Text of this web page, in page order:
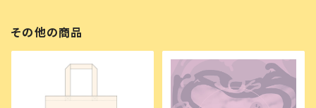
その他の商品